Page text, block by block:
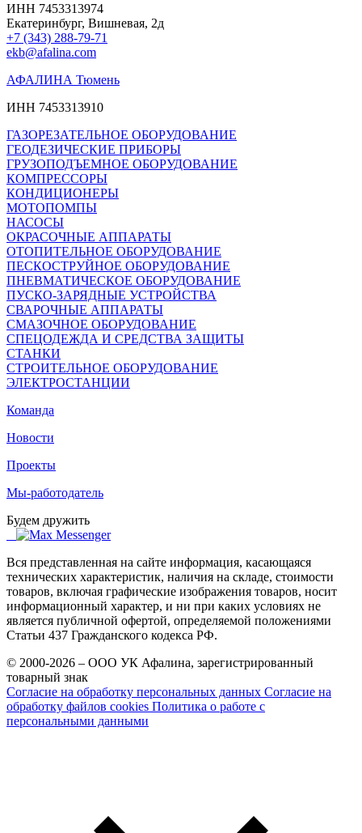
ИНН 7453313974
Екатеринбург, Вишневая, 2д
+7 (343) 288-79-71
ekb@afalina.com
АФАЛИНА Тюмень
ИНН 7453313910
ГАЗОРЕЗАТЕЛЬНОЕ ОБОРУДОВАНИЕ
ГЕОДЕЗИЧЕСКИЕ ПРИБОРЫ
ГРУЗОПОДЪЕМНОЕ ОБОРУДОВАНИЕ
КОМПРЕССОРЫ
КОНДИЦИОНЕРЫ
МОТОПОМПЫ
НАСОСЫ
ОКРАСОЧНЫЕ АППАРАТЫ
ОТОПИТЕЛЬНОЕ ОБОРУДОВАНИЕ
ПЕСКОСТРУЙНОЕ ОБОРУДОВАНИЕ
ПНЕВМАТИЧЕСКОЕ ОБОРУДОВАНИЕ
ПУСКО-ЗАРЯДНЫЕ УСТРОЙСТВА
СВАРОЧНЫЕ АППАРАТЫ
СМАЗОЧНОЕ ОБОРУДОВАНИЕ
СПЕЦОДЕЖДА И СРЕДСТВА ЗАЩИТЫ
СТАНКИ
СТРОИТЕЛЬНОЕ ОБОРУДОВАНИЕ
ЭЛЕКТРОСТАНЦИИ
Команда
Новости
Проекты
Мы-работодатель
Будем дружить
Вся представленная на сайте информация, касающаяся
технических характеристик, наличия на складе, стоимости
товаров, включая графические изображения товаров, носит
информационный характер, и ни при каких условиях не
является публичной офертой, определяемой положениями
Статьи 437 Гражданского кодекса РФ.
© 2000-2026 – ООО УК Афалина, зарегистрированный
товарный знак
Согласие на обработку персональных данных Согласие на
обработку файлов cookies Политика о работе с
персональными данными